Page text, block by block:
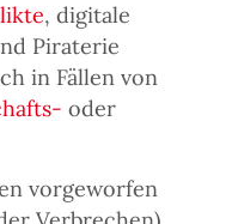
, digitale
Piraterie
in Fällen von
oder
vorgeworfen